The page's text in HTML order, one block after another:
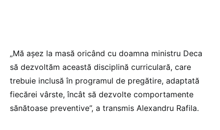
„Mă aşez la masă oricând cu doamna ministru Deca
să dezvoltăm această disciplină curriculară, care
trebuie inclusă în programul de pregătire, adaptată
fiecărei vârste, încât să dezvolte comportamente
sănătoase preventive”, a transmis Alexandru Rafila.